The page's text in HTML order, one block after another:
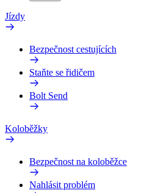
Jízdy
Bezpečnost cestujících
Staňte se řidičem
Bolt Send
Koloběžky
Bezpečnost na koloběžce
Nahlásit problém